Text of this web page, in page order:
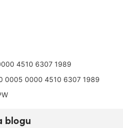
4510 6307 1989
0005 0000 4510 6307 1989
blogu